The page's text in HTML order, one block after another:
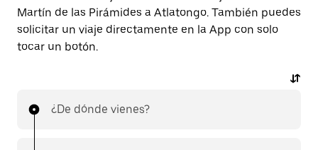
Martín de las Pirámides a Atlatongo. También puedes
solicitar un viaje directamente en la App con solo
tocar un botón.
¿De dónde vienes?